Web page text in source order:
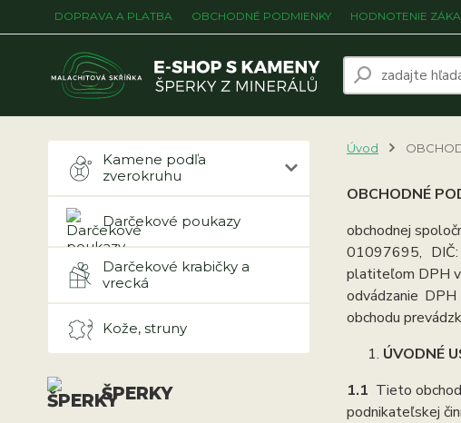
DOPRAVA A PLATBA OBCHODNÉ PODMIENKY HODNOTENIE
Kamene podľa
zverokruhu
Darčekové poukazy
Darčekové krabičky a
vrecká
Kože, struny
ŠPERKY
Úvod
OBCHODNÉ
obchodnej
01097695,
platiteľom DPH v
odvádzanie
obchodu
ÚVODNÉ
1.1 Tieto
podnikateľskej